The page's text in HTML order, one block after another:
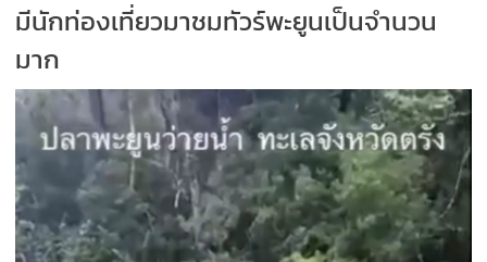
มีนักท่องเที่ยวมาชมทัวร์พะยูนเป็นจำนวน
มาก